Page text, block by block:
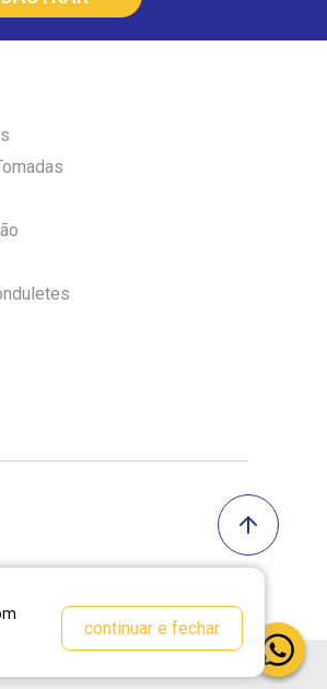
continuar e fechar